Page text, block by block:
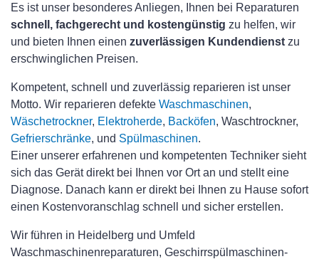
Es ist unser besonderes Anliegen, Ihnen bei Reparaturen
schnell, fachgerecht und kostengünstig zu helfen, wir
und bieten Ihnen einen zuverlässigen Kundendienst zu
erschwinglichen Preisen.
Kompetent, schnell und zuverlässig reparieren ist unser
Motto. Wir reparieren defekte Waschmaschinen,
Wäschetrockner, Elektroherde, Backöfen, Waschtrockner,
Gefrierschränke, und Spülmaschinen.
Einer unserer erfahrenen und kompetenten Techniker sieht
sich das Gerät direkt bei Ihnen vor Ort an und stellt eine
Diagnose. Danach kann er direkt bei Ihnen zu Hause sofort
einen Kostenvoranschlag schnell und sicher erstellen.
Wir führen in Heidelberg und Umfeld
Waschmaschinenreparaturen, Geschirrspülmaschinen-